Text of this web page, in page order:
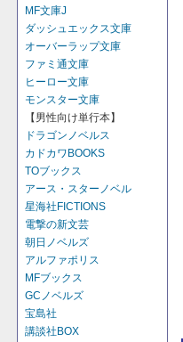
MF文庫J
ダッシュエックス文庫
オーバーラップ文庫
ファミ通文庫
ヒーロー文庫
モンスター文庫
【男性向け単行本】
ドラゴンノベルス
カドカワBOOKS
TOブックス
アース・スターノベル
星海社FICTIONS
電撃の新文芸
朝日ノベルズ
アルファポリス
MFブックス
GCノベルズ
宝島社
講談社BOX